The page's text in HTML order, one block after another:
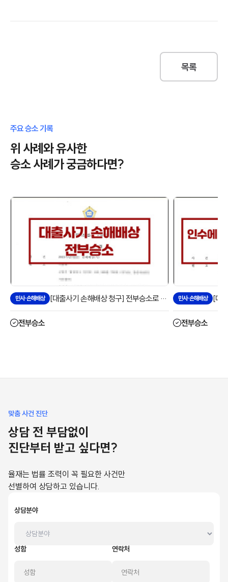
목록
주요 승소 기록
위 사례와 유사한
승소 사례가 궁금하다면?
민사·손해배상 [대출사기 손해배상 청구] 전부승소로 해결한 사례
전부승소
민사·손해배상
전부승소
맞춤 사건 진단
상담 전 부담없이
진단부터 받고 싶다면?
율재는 법률 조력이 꼭 필요한 사건만
선별하여 상담하고 있습니다.
상담분야
성함 연락처